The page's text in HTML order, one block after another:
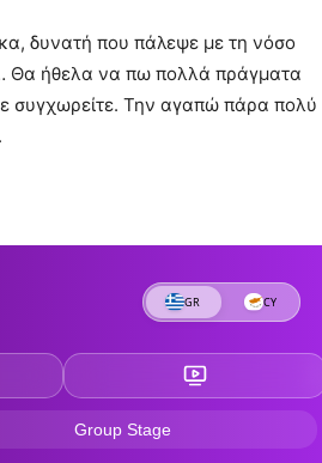
δυνατή που πάλεψε με τη νόσο
Θα ήθελα να πω πολλά πράγματα
συγχωρείτε. Την αγαπώ πάρα πολύ